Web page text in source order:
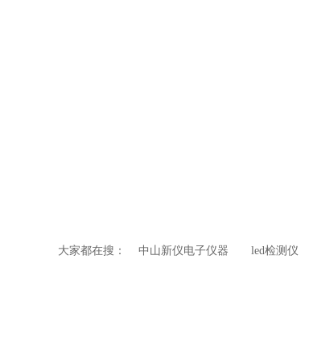
大家都在搜： 中山新仪电子仪器 led检测仪